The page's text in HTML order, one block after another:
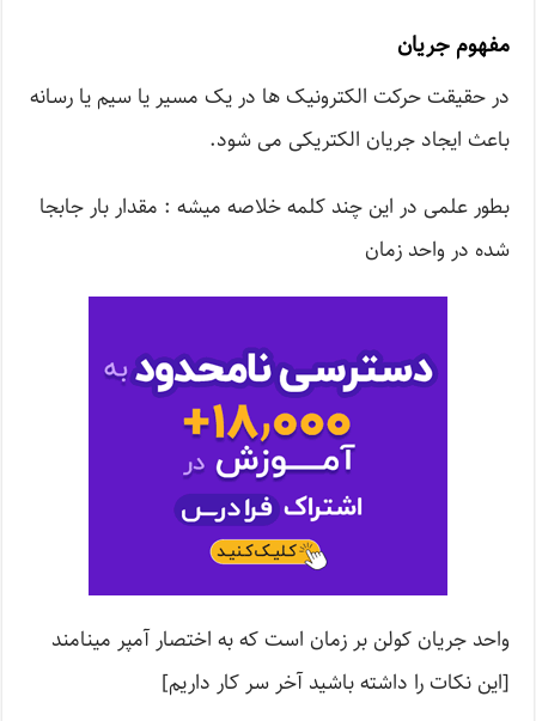
مفهوم جریان
در حقیقت حرکت الکترونیک ها در یک مسیر یا سیم یا رسانه
باعث ایجاد جریان الکتریکی می شود.
بطور علمی در این چند کلمه خلاصه میشه : مقدار بار جابجا
شده در واحد زمان
واحد جریان کولن بر زمان است که به اختصار آمپر مینامند
[این نکات را داشته باشید آخر سر کار داریم]